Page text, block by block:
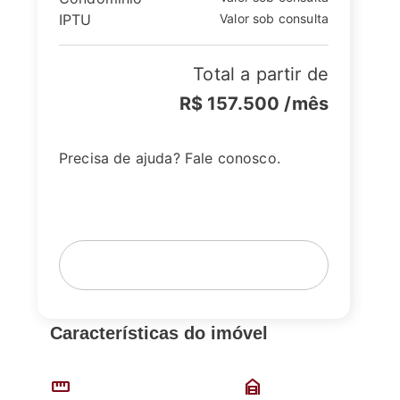
IPTU Valor sob consulta
Total a partir de
R$ 157.500 /mês
Precisa de ajuda? Fale conosco.
Características do imóvel
straighten garage_home